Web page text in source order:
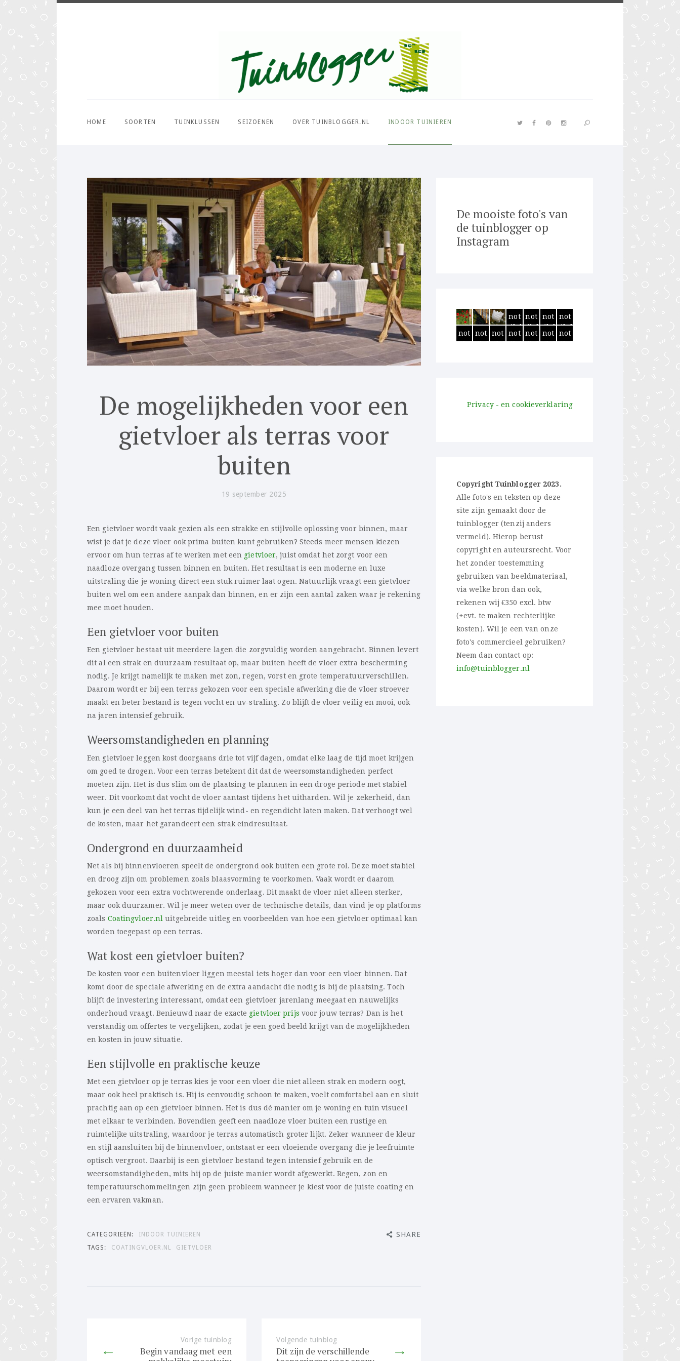
HOME
SOORTEN TUINKLUSSEN SEIZOENEN OVER TUINBLOGGER.NL INDOOR TUINIEREN
PIN IT
De mogelijkheden voor een
gietvloer als terras voor
buiten
19 september 2025
Een gietvloer wordt vaak gezien als een strakke en stijlvolle oplossing voor binnen, maar
wist je dat je deze vloer ook prima buiten kunt gebruiken? Steeds meer mensen kiezen
ervoor om hun terras af te werken met een gietvloer, juist omdat het zorgt voor een
naadloze overgang tussen binnen en buiten. Het resultaat is een moderne en luxe
uitstraling die je woning direct een stuk ruimer laat ogen. Natuurlijk vraagt een gietvloer
buiten wel om een andere aanpak dan binnen, en er zijn een aantal zaken waar je rekening
mee moet houden.
Een gietvloer voor buiten
Een gietvloer bestaat uit meerdere lagen die zorgvuldig worden aangebracht. Binnen levert
dit al een strak en duurzaam resultaat op, maar buiten heeft de vloer extra bescherming
nodig. Je krijgt namelijk te maken met zon, regen, vorst en grote temperatuurverschillen.
Daarom wordt er bij een terras gekozen voor een speciale afwerking die de vloer stroever
maakt en beter bestand is tegen vocht en uv-straling. Zo blijft de vloer veilig en mooi, ook
na jaren intensief gebruik.
Weersomstandigheden en planning
Een gietvloer leggen kost doorgaans drie tot vijf dagen, omdat elke laag de tijd moet krijgen
om goed te drogen. Voor een terras betekent dit dat de weersomstandigheden perfect
moeten zijn. Het is dus slim om de plaatsing te plannen in een droge periode met stabiel
weer. Dit voorkomt dat vocht de vloer aantast tijdens het uitharden. Wil je zekerheid, dan
kun je een deel van het terras tijdelijk wind- en regendicht laten maken. Dat verhoogt wel
de kosten, maar het garandeert een strak eindresultaat.
Ondergrond en duurzaamheid
Net als bij binnenvloeren speelt de ondergrond ook buiten een grote rol. Deze moet stabiel
en droog zijn om problemen zoals blaasvorming te voorkomen. Vaak wordt er daarom
gekozen voor een extra vochtwerende onderlaag. Dit maakt de vloer niet alleen sterker,
maar ook duurzamer. Wil je meer weten over de technische details, dan vind je op platforms
zoals Coatingvloer.nl uitgebreide uitleg en voorbeelden van hoe een gietvloer optimaal kan
worden toegepast op een terras.
Wat kost een gietvloer buiten?
De kosten voor een buitenvloer liggen meestal iets hoger dan voor een vloer binnen. Dat
komt door de speciale afwerking en de extra aandacht die nodig is bij de plaatsing. Toch
blijft de investering interessant, omdat een gietvloer jarenlang meegaat en nauwelijks
onderhoud vraagt. Benieuwd naar de exacte gietvloer prijs voor jouw terras? Dan is het
verstandig om offertes te vergelijken, zodat je een goed beeld krijgt van de mogelijkheden
en kosten in jouw situatie.
Een stijlvolle en praktische keuze
Met een gietvloer op je terras kies je voor een vloer die niet alleen strak en modern oogt,
maar ook heel praktisch is. Hij is eenvoudig schoon te maken, voelt comfortabel aan en sluit
prachtig aan op een gietvloer binnen. Het is dus dé manier om je woning en tuin visueel
met elkaar te verbinden. Bovendien geeft een naadloze vloer buiten een rustige en
ruimtelijke uitstraling, waardoor je terras automatisch groter lijkt. Zeker wanneer de kleur
en stijl aansluiten bij de binnenvloer, ontstaat er een vloeiende overgang die je leefruimte
optisch vergroot. Daarbij is een gietvloer bestand tegen intensief gebruik en de
weersomstandigheden, mits hij op de juiste manier wordt afgewerkt. Regen, zon en
temperatuurschommelingen zijn geen probleem wanneer je kiest voor de juiste coating en
een ervaren vakman.
CATEGORIEËN:
INDOOR TUINIEREN
TAGS:
COATINGVLOER.NL GIETVLOER
SHARE
Vorige tuinblog
Begin vandaag met een
Volgende tuinblog
post:
Dit zijn de verschillende
De mooiste foto's van
de tuinblogger op
Instagram
not
available
not
available
not
available
not
available
Thumbnail
not
available
Thumbnail
not
available
Thumbnail
not
available
Thumbnail
not
available
Thumbnail
not
available
Thumbnail
not
available
Thumbnail
not
available
Privacy - en cookieverklaring
Copyright Tuinblogger 2023.
Alle foto's en teksten op deze
site zijn gemaakt door de
tuinblogger (tenzij anders
vermeld). Hierop berust
copyright en auteursrecht. Voor
het zonder toestemming
gebruiken van beeldmateriaal,
via welke bron dan ook,
rekenen wij €350 excl. btw
(+evt. te maken rechterlijke
kosten). Wil je een van onze
foto's commercieel gebruiken?
Neem dan contact op:
info@tuinblogger.nl